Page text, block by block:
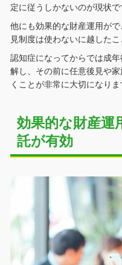
定に従うしかないのが現状で
他にも効果的な財産運用が
見制度は使わないに越したこ
認知症になってからでは成
解し、その前に任意後見や
くことが非常に大切になりま
効果的な財産運
託が有効